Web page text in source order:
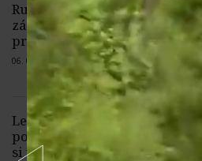
Rumunsko pokračuje v
zásahoch na Dunaji, chce
prevádzku elektrárne
06. 08. 2026 | 3 komentáre
Lesné požiare sužujú
polostrov. V Srbsku zomrel
si v extrémnom suchu založil